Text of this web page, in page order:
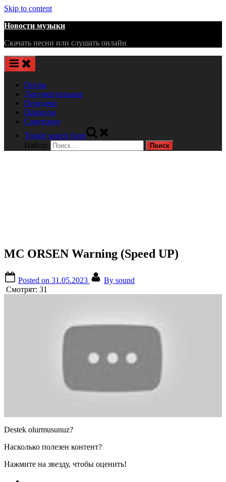
Skip to content
Новости музыки
Скачать песни или слушать онлайн
Песни
Документальные
Передачи
Приколы
Советские
Toggle search form
Найти:
MC ORSEN Warning (Speed UP)
Posted on 31.05.2023 By sound
Смотрят: 31
Destek olurmusunuz?
Насколько полезен контент?
Нажмите на звезду, чтобы оценить!